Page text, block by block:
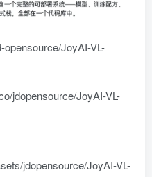
JoyAI-VL-
jdopensource/JoyAI-VL-
jdopensource/JoyAI-VL-